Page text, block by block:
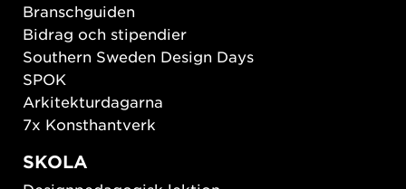
Branschguiden
Bidrag och stipendier
Southern Sweden Design Days
SPOK
Arkitekturdagarna
7x Konsthantverk
SKOLA